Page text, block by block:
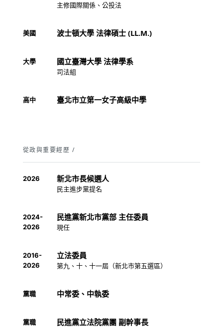
主修國際關係、公投法
美國 波士頓大學 法律碩士 (LL.M.)
大學 國立臺灣大學 法律學系
司法組
高中 臺北市立第一女子高級中學
從政與重要經歷 /
2026 新北市長候選人
民主進步黨提名
2024-
2026
民進黨新北市黨部 主任委員
現任
2016-
2026
立法委員
第九、十、十一屆（新北市第五選區）
黨職 中常委、中執委
黨職 民進黨立法院黨團 副幹事長